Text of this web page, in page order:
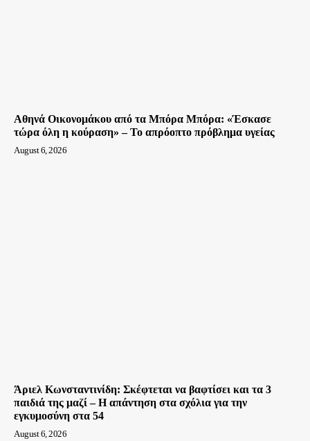
Αθηνά Οικονομάκου από τα Μπόρα Μπόρα: «Έσκασε
τώρα όλη η κούραση» – Το απρόοπτο πρόβλημα υγείας
August 6, 2026
Άριελ Κωνσταντινίδη: Σκέφτεται να βαφτίσει και τα 3
παιδιά της μαζί – Η απάντηση στα σχόλια για την
εγκυμοσύνη στα 54
August 6, 2026